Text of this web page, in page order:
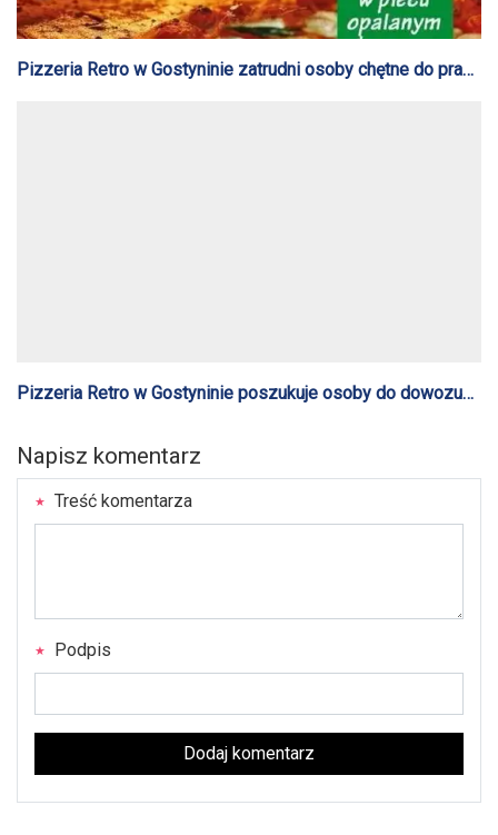
Pizzeria Retro w Gostyninie zatrudni osoby chętne do pracy
Pizzeria Retro w Gostyninie poszukuje osoby do dowozu
Napisz komentarz
Treść komentarza
Podpis
Dodaj komentarz